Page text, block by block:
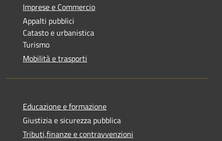
Imprese e Commercio
Appalti pubblici
Catasto e urbanistica
Turismo
Mobilità e trasporti
Educazione e formazione
Giustizia e sicurezza pubblica
Tributi,finanze e contravvenzioni